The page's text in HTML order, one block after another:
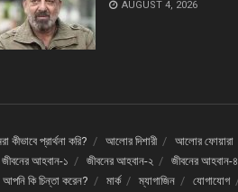
AUGUST 4, 2026
কীভাবে প্রার্থনা করি? আলোর দিশারী আলোর ফোয়ারা
জীবনের আহবান-১ জীবনের আহবান-২ জীবনের আহবান-৪
কি চিন্তা করেন? মার্ক ম্যাগাজিন যোগাযোগ